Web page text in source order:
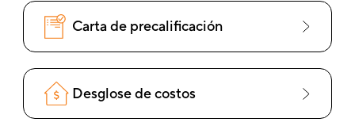
Carta de precalificación
Desglose de costos